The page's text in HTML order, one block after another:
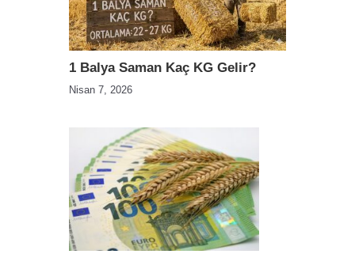
1 Balya Saman Kaç KG Gelir?
Nisan 7, 2026